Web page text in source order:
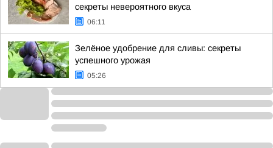
секреты невероятного вкуса
06:11
Зелёное удобрение для сливы: секреты
успешного урожая
05:26